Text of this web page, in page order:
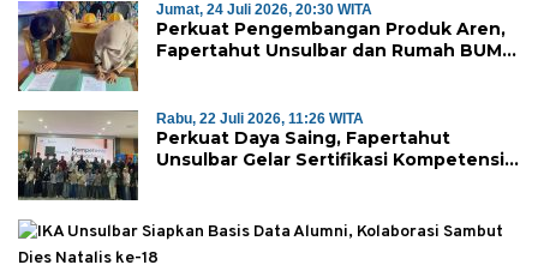
Jumat, 24 Juli 2026, 20:30 WITA
Perkuat Pengembangan Produk Aren,
Fapertahut Unsulbar dan Rumah BUMN
Rabu, 22 Juli 2026, 11:26 WITA
Perkuat Daya Saing, Fapertahut
Unsulbar Gelar Sertifikasi Kompetensi